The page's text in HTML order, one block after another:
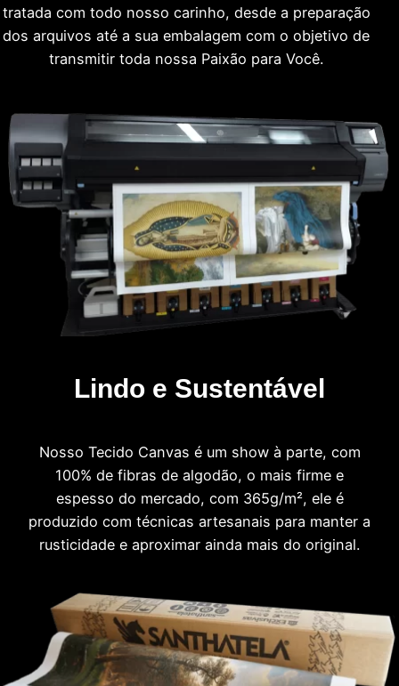
tratada com todo nosso carinho, desde a preparação
dos arquivos até a sua embalagem com o objetivo de
transmitir toda nossa Paixão para Você.
Lindo e Sustentável
Nosso Tecido Canvas é um show à parte, com
100% de fibras de algodão, o mais firme e
espesso do mercado, com 365g/m², ele é
produzido com técnicas artesanais para manter a
rusticidade e aproximar ainda mais do original.